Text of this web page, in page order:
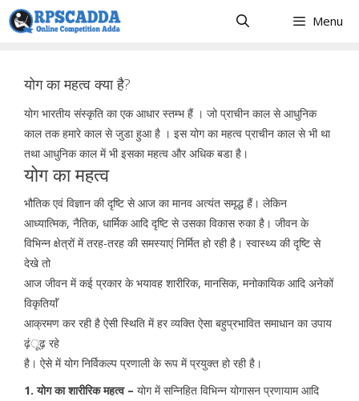
Skip
to
Menu
योग का महत्व क्या है?
योग भारतीय संस्कृति का एक आधार स्तम्भ हैं । जो प्राचीन काल से आधुनिक
काल तक हमारे काल से जुडा हुआ है । इस योग का महत्व प्राचीन काल से भी था
तथा आधुनिक काल में भी इसका महत्व और अधिक बडा है।
योग का महत्व
भौतिक एवं विज्ञान की दृष्टि से आज का मानव अत्यंत समृद्ध हैं। लेकिन
आध्यात्मिक, नैतिक, धार्मिक आदि दृष्टि से उसका विकास रुका है। जीवन के
विभिन्न क्षेत्रों में तरह-तरह की समस्याएं निर्मित हो रही है। स्वास्थ्य की दृष्टि से
देखे तो
आज जीवन में कई प्रकार के भयावह शारीरिक, मानसिक, मनोकायिक आदि अनेकों
विकृतियाॅं
आक्रमण कर रही है ऐसी स्थिति में हर व्यक्ति ऐसा बहुप्रभावित समाधान का उपाय
ढ़ंूढ़ रहे
है। ऐसे में योग निर्विकल्प प्रणाली के रूप में प्रयुक्त हो रही है।
1. योग का शारीरिक महत्व – योग में सन्निहित विभिन्न योगासन प्रणायाम आदि